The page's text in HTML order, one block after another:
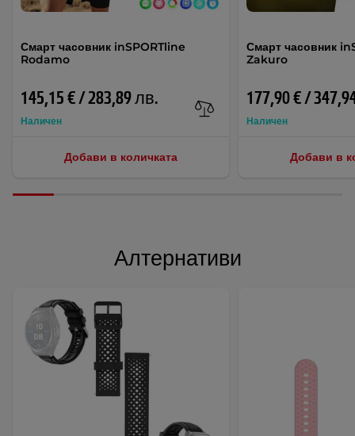
Смарт часовник inSPORTline
Rodamo
145,15 € / 283,89 лв.
Наличен
Добави в количката
Смарт часовник
Zakuro
177,90 € /
Наличен
Добави в
Алтернативи